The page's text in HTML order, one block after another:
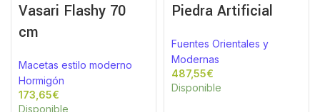
Vasari Flashy 70
cm
Macetas estilo moderno
Hormigón
€
Disponible
Piedra Artificial
Fuentes Orientales y
Modernas
€
Disponible